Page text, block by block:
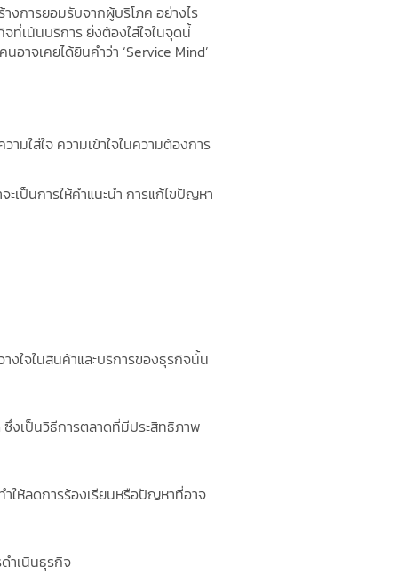
งการยอมรับจากผู้บริโภค อย่างไร
ที่เน้นบริการ ยิ่งต้องใส่ใจในจุดนี้
าจเคยได้ยินคำว่า ‘Service Mind’
มใส่ใจ ความเข้าใจในความต้องการ
เป็นการให้คำแนะนำ การแก้ไขปัญหา
งใจในสินค้าและบริการของธุรกิจนั้น
งเป็นวิธีการตลาดที่มีประสิทธิภาพ
ให้ลดการร้องเรียนหรือปัญหาที่อาจ
ำเนินธุรกิจ